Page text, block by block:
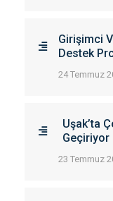
Girişimci
Destek
24 Temmuz
Uşak’ta
Geçiriyor
23 Temmuz